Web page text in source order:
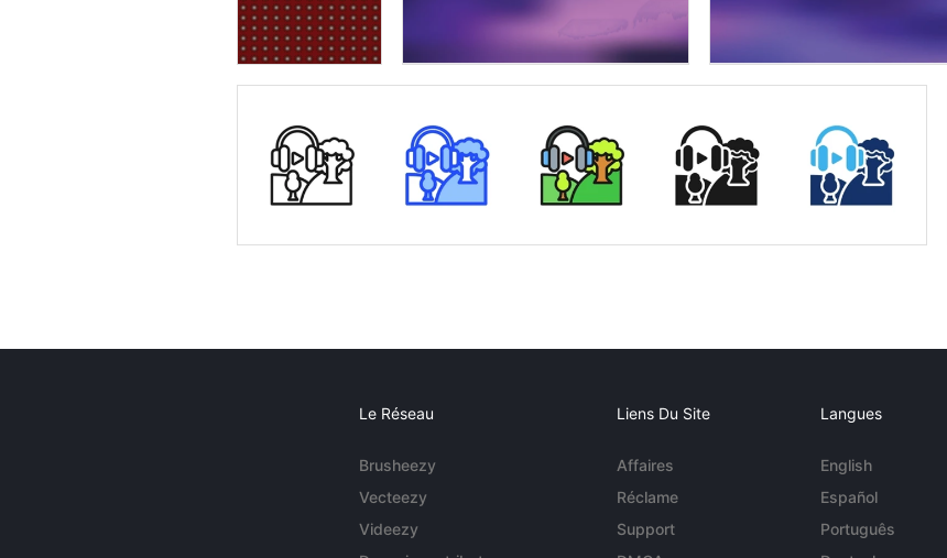
Le Réseau
Brusheezy
Vecteezy
Videezy
Liens Du Site
Affaires
Réclame
Support
Langues
English
Español
Português